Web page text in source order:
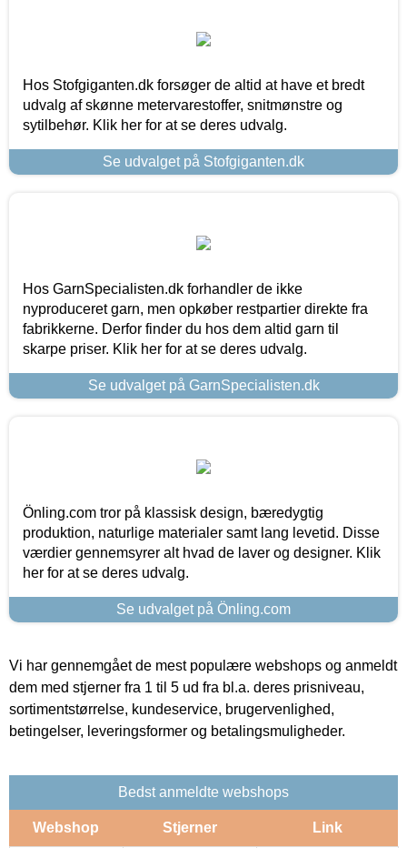
Hos Stofgiganten.dk forsøger de altid at have et bredt
udvalg af skønne metervarestoffer, snitmønstre og
sytilbehør. Klik her for at se deres udvalg.
Se udvalget på Stofgiganten.dk
Hos GarnSpecialisten.dk forhandler de ikke
nyproduceret garn, men opkøber restpartier direkte fra
fabrikkerne. Derfor finder du hos dem altid garn til
skarpe priser. Klik her for at se deres udvalg.
Se udvalget på GarnSpecialisten.dk
Önling.com tror på klassisk design, bæredygtig
produktion, naturlige materialer samt lang levetid. Disse
værdier gennemsyrer alt hvad de laver og designer. Klik
her for at se deres udvalg.
Se udvalget på Önling.com
Vi har gennemgået de mest populære webshops og anmeldt
dem med stjerner fra 1 til 5 ud fra bl.a. deres prisniveau,
sortimentstørrelse, kundeservice, brugervenlighed,
betingelser, leveringsformer og betalingsmuligheder.
Bedst anmeldte webshops
Webshop Stjerner Link